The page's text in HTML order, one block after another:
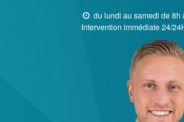
du lundi au samedi de 8h
Intervention immédiate 24/